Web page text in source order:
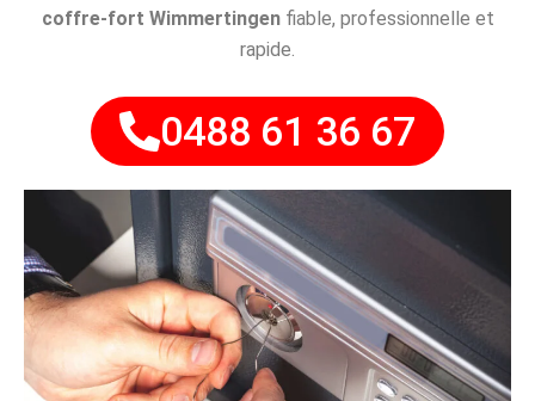
coffre-fort Wimmertingenfiable, professionnelle et
rapide.
0488 61 36 67